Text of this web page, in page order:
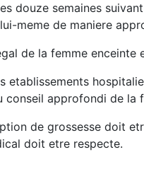
douze semaines
meme de maniere
de la femme
etablissements
conseil approfondi de la
de grossesse doit
doit etre respecte.